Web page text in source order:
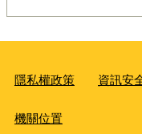
隱私權政策 資訊安
機關位置